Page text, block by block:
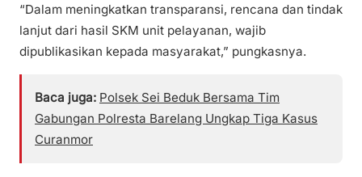
“Dalam meningkatkan transparansi, rencana dan tindak
lanjut dari hasil SKM unit pelayanan, wajib
dipublikasikan kepada masyarakat,” pungkasnya.
Baca juga: Polsek Sei Beduk Bersama Tim
Gabungan Polresta Barelang Ungkap Tiga Kasus
Curanmor